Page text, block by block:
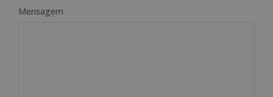
Mensagem